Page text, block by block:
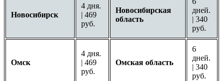
Новосибирск
4 дня.
| 469
руб.
Новосибирская
область
дней.
| 340
руб.
Омск
4 дня.
| 469
руб.
Омская область
6
дней.
| 340
руб.